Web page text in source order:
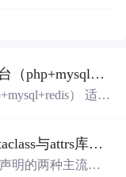
magento2-2.4.3 实用跨境电商平台（php+mysql+redis）
【Python编程】Python数据类dataclass与attrs库对比
明的两种主流方